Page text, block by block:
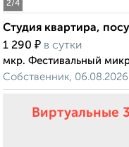
2/4
Студия квартира,
1 290 ₽ в сутки
мкр. Фестивальный
Собственник, 06.08.2026
Виртуальные